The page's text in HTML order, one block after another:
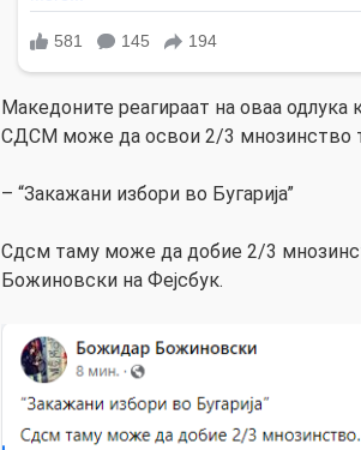
Македоните реагираат на оваа одлука
СДСМ може да освои 2/3 мнозинство
– “Закажани избори во Бугарија”
Сдсм таму може да добие 2/3
Божиновски на Фејсбук.